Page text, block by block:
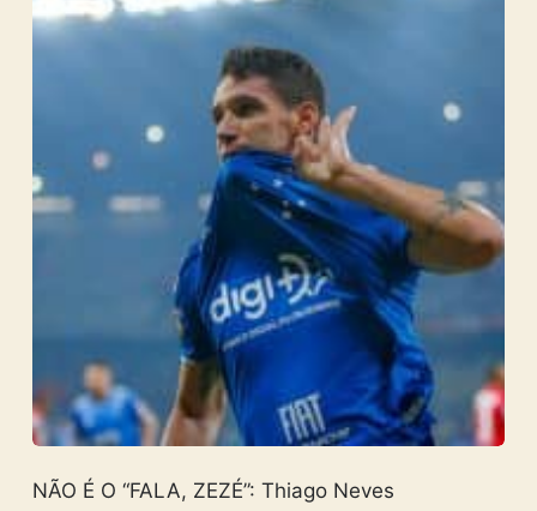
NÃO É O “FALA, ZEZÉ”: Thiago Neves